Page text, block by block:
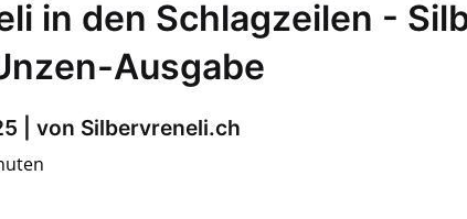
in den Schlagzeilen -
Ausgabe
| von Silbervreneli.ch